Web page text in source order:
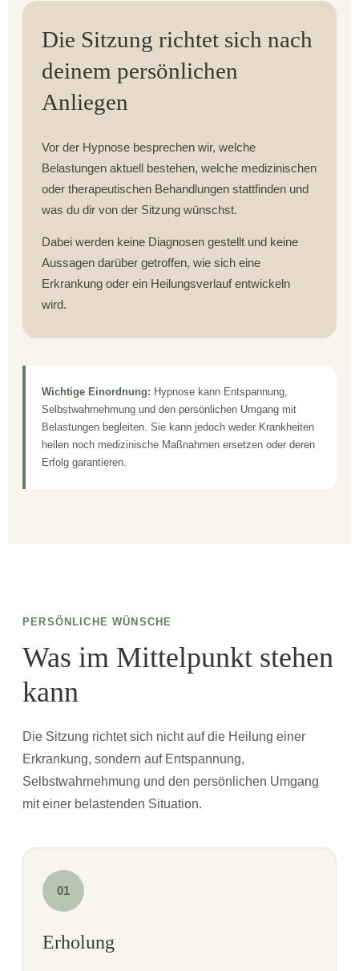
Die Sitzung richtet sich nach
deinem persönlichen
Anliegen
Vor der Hypnose besprechen wir, welche
Belastungen aktuell bestehen, welche medizinischen
oder therapeutischen Behandlungen stattfinden und
was du dir von der Sitzung wünschst.
Dabei werden keine Diagnosen gestellt und keine
Aussagen darüber getroffen, wie sich eine
Erkrankung oder ein Heilungsverlauf entwickeln
wird.
Wichtige Einordnung: Hypnose kann Entspannung,
Selbstwahrnehmung und den persönlichen Umgang mit
Belastungen begleiten. Sie kann jedoch weder Krankheiten
heilen noch medizinische Maßnahmen ersetzen oder deren
Erfolg garantieren.
PERSÖNLICHE WÜNSCHE
Was im Mittelpunkt stehen
kann
Die Sitzung richtet sich nicht auf die Heilung einer
Erkrankung, sondern auf Entspannung,
Selbstwahrnehmung und den persönlichen Umgang
mit einer belastenden Situation.
01
Erholung